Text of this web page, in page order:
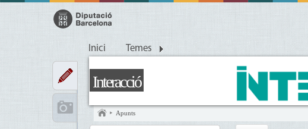
Inici Temes
Interacció
Apunts